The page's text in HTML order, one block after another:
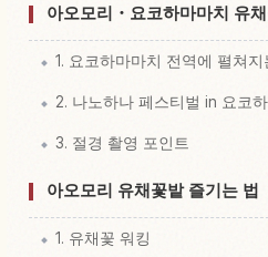
아오모리・요코하마마치 유
1. 요코하마마치 전역에 펼쳐
2. 나노하나 페스티벌 in 요코
3. 절경 촬영 포인트
아오모리 유채꽃밭 즐기는 법
1. 유채꽃 워킹